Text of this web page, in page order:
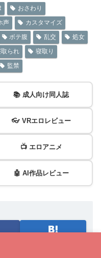
おさわり
声
カスタマイズ
ボテ腹 乱交
処女
取られ
寝取り
監禁
📚 成人向け同人誌
👓 VRエロレビュー
📺 エロアニメ
🤖 AI作品レビュー